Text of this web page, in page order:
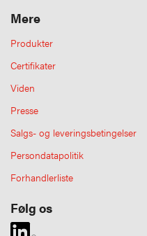
Mere
Produkter
Certifikater
Viden
Presse
Salgs- og leveringsbetingelser
Persondatapolitik
Forhandlerliste
Følg os